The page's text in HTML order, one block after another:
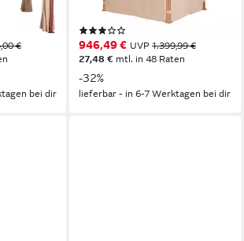
€
bei dir
3x4 m, holzfarben, 4
Seitenteile, verstellbare
Dachlamellen
946,49 € UVP 1.399,99 €
27,48 € mtl. in 48 Raten
-32%
lieferbar - in 6-7 Werktagen bei dir